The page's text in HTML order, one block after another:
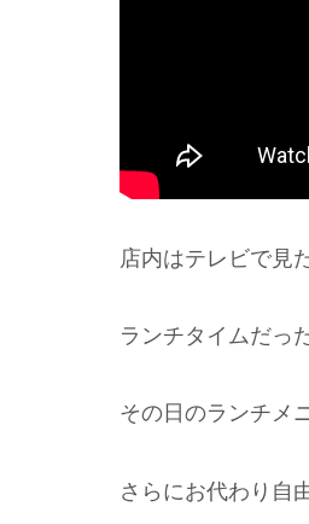
店内はテレビで見
ランチタイムだっ
その日のランチメ
さらにお代わり自